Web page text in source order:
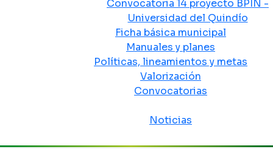
Convocatoria 14 proyecto BPIN -
Universidad del Quindío
Ficha básica municipal
Manuales y planes
Políticas, lineamientos y metas
Valorización
Convocatorias
Noticias